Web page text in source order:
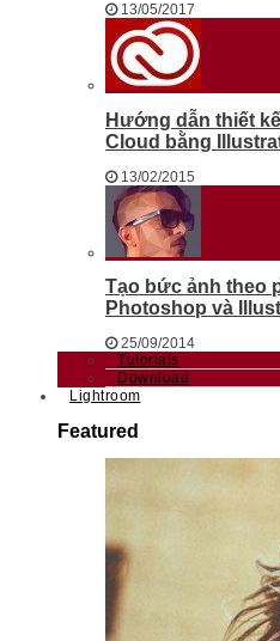
13/05/2017
Hướng dẫn thiết
Cloud bằng
13/02/2015
Tạo bức ảnh theo
Photoshop và
25/09/2014
Tutorials
Download
Lightroom
Featured